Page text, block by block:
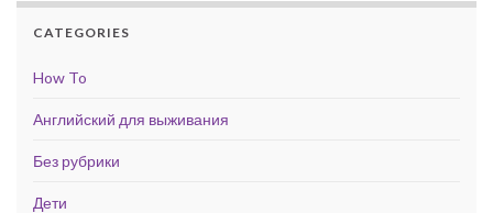
CATEGORIES
How To
Английский для выживания
Без рубрики
Дети